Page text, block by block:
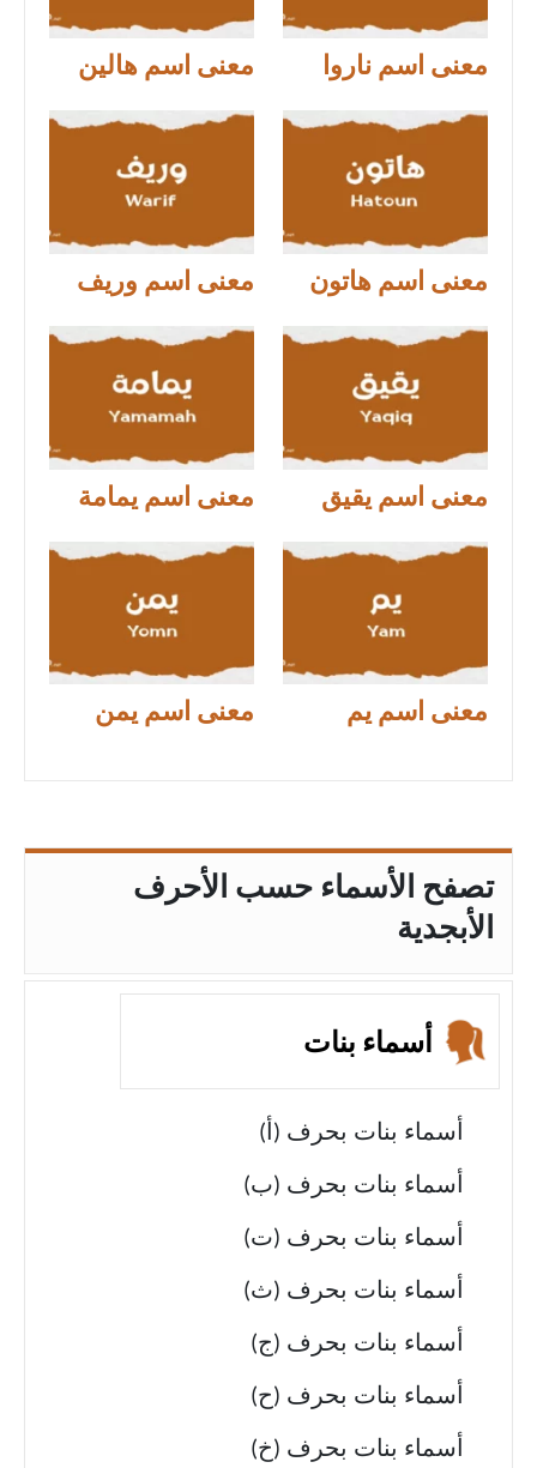
معنى اسم ناروا معنى اسم هالين
معنى اسم هاتون معنى اسم وريف
معنى اسم يقيق معنى اسم يمامة
معنى اسم يم معنى اسم يمن
تصفح الأسماء حسب الأحرف
الأبجدية
أسماء بنات
أسماء بنات بحرف (أ)
أسماء بنات بحرف (ب)
أسماء بنات بحرف (ت)
أسماء بنات بحرف (ث)
أسماء بنات بحرف (ج)
أسماء بنات بحرف (ح)
أسماء بنات بحرف (خ)